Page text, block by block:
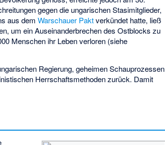
gegen die ungarischen Stasimitglieder,
aus demWarschauer Paktverkündet hatte, ließ
um ein Auseinanderbrechen des Ostblocks zu
Menschen ihr Leben verloren (siehe
Regierung, geheimen Schauprozessen
Herrschaftsmethoden zurück. Damit